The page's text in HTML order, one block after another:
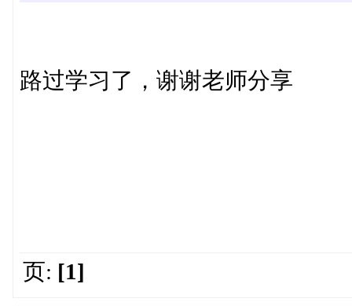
路过学习了，谢谢老师分享
页: [1]